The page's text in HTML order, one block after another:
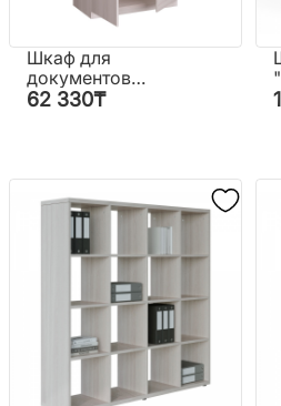
Шкаф для
документов
"Квадро"
62 330₸